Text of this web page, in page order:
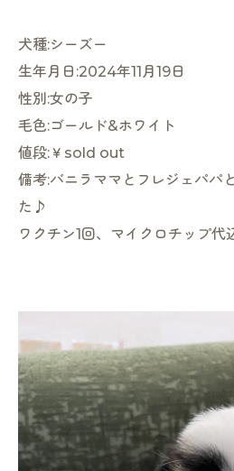
犬種:シーズー
生年月日:2024年11月19日
性別:女の子
毛色:ゴールド&ホワイト
値段:￥sold out
備考:バニラママとフレジェパパ
た♪
ワクチン1回、マイクロチップ代